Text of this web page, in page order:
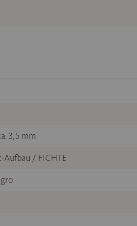
3,5 mm
Aufbau / FICHTE